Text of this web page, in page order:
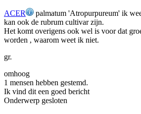
ACER
palmatum 'Atropurpureum' ik
kan ook de rubrum cultivar zijn.
Het komt overigens ook wel is voor dat
worden , waarom weet ik niet.
gr.
omhoog
1 mensen hebben gestemd.
Ik vind dit een goed bericht
Onderwerp gesloten